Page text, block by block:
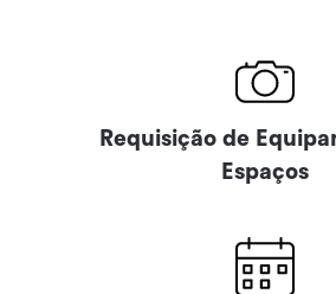
Requisição de
Espaços